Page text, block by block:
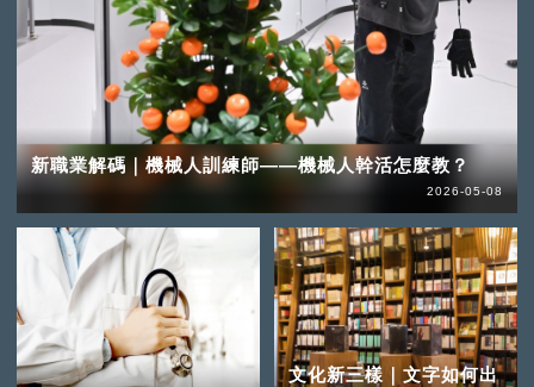
新職業解碼｜機械人訓練師——機械人幹活怎麼教？
2026-05-08
文化新三樣｜文字如何出